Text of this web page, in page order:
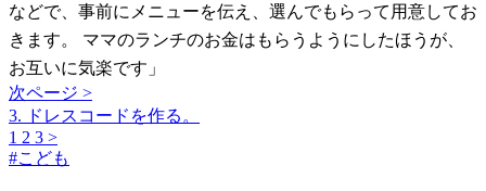
などで、事前にメニューを伝え、選んでもらって用意してお
きます。 ママのランチのお金はもらうようにしたほうが、
お互いに気楽です」
次ページ >
3. ドレスコードを作る。
1 2 3 >
#こども